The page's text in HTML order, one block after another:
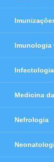
Imunologia
Infectologia
Medicina
Nefrologia